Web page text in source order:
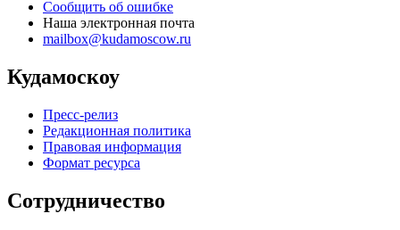
Сообщить об ошибке
Наша электронная почта
mailbox@kudamoscow.ru
Кудамоскоу
Пресс-релиз
Редакционная политика
Правовая информация
Формат ресурса
Сотрудничество